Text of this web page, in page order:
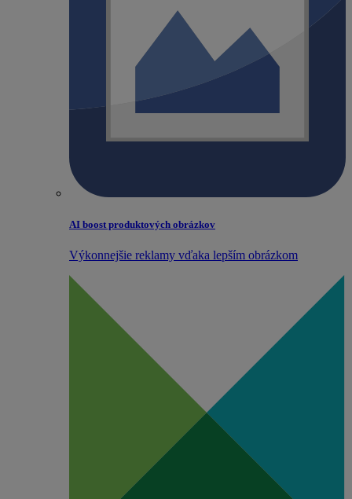
AI boost produktových obrázkov
Výkonnejšie reklamy vďaka lepším obrázkom